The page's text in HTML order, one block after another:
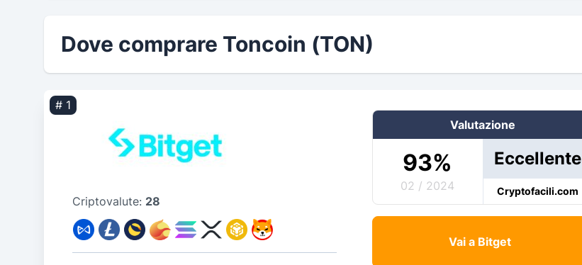
Dove comprare Toncoin (TON)
# 1
Criptovalute: 28
Valutazione
93%
02 / 2024
Eccellente
Cryptofacili.com
Vai a Bitget